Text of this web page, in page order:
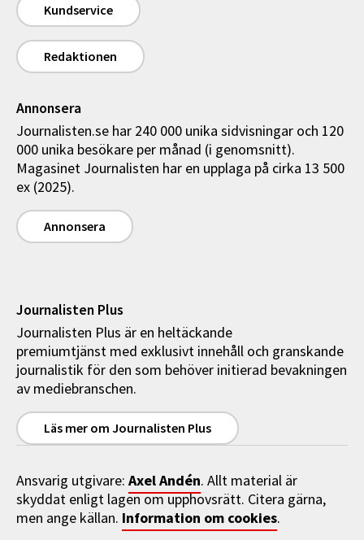
Kundservice
Redaktionen
Annonsera
Journalisten.se har 240 000 unika sidvisningar och 120
000 unika besökare per månad (i genomsnitt).
Magasinet Journalisten har en upplaga på cirka 13 500
ex (2025).
Annonsera
Journalisten Plus
Journalisten Plus är en heltäckande
premiumtjänst med exklusivt innehåll och granskande
journalistik för den som behöver initierad bevakningen
av mediebranschen.
Läs mer om Journalisten Plus
Ansvarig utgivare: Axel Andén. Allt material är
skyddat enligt lagen om upphovsrätt. Citera gärna,
men ange källan. Information om cookies.